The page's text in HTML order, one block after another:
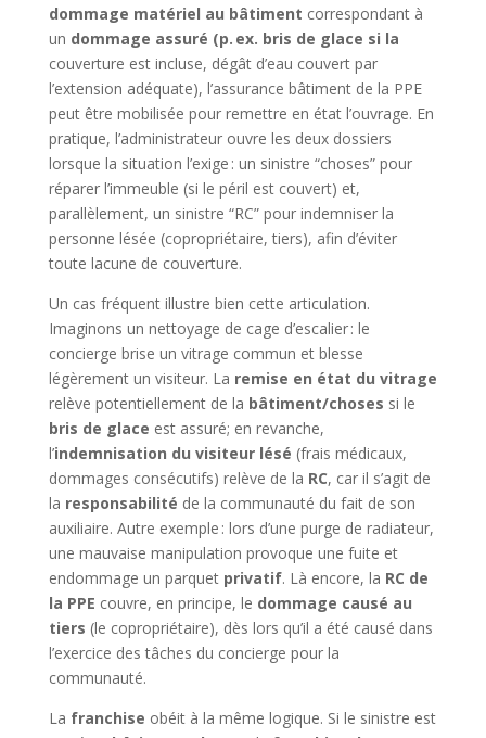
dommage matériel au bâtiment correspondant à
un dommage assuré (p. ex. bris de glace si la
couverture est incluse, dégât d’eau couvert par
l’extension adéquate), l’assurance bâtiment de la PPE
peut être mobilisée pour remettre en état l’ouvrage. En
pratique, l’administrateur ouvre les deux dossiers
lorsque la situation l’exige : un sinistre “choses” pour
réparer l’immeuble (si le péril est couvert) et,
parallèlement, un sinistre “RC” pour indemniser la
personne lésée (copropriétaire, tiers), afin d’éviter
toute lacune de couverture.
Un cas fréquent illustre bien cette articulation.
Imaginons un nettoyage de cage d’escalier : le
concierge brise un vitrage commun et blesse
légèrement un visiteur. La remise en état du vitrage
relève potentiellement de la bâtiment/choses si le
bris de glace est assuré; en revanche,
l’indemnisation du visiteur lésé (frais médicaux,
dommages consécutifs) relève de la RC, car il s’agit de
la responsabilité de la communauté du fait de son
auxiliaire. Autre exemple : lors d’une purge de radiateur,
une mauvaise manipulation provoque une fuite et
endommage un parquet privatif. Là encore, la RC de
la PPE couvre, en principe, le dommage causé au
tiers (le copropriétaire), dès lors qu’il a été causé dans
l’exercice des tâches du concierge pour la
communauté.
La franchise obéit à la même logique. Si le sinistre est